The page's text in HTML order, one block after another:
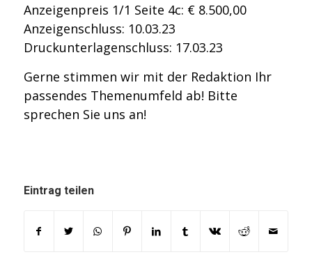
Anzeigenpreis 1/1 Seite 4c: € 8.500,00
Anzeigenschluss: 10.03.23
Druckunterlagenschluss: 17.03.23
Gerne stimmen wir mit der Redaktion Ihr
passendes Themenumfeld ab! Bitte
sprechen Sie uns an!
Eintrag teilen